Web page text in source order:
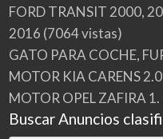
FORD TRANSIT 2000,
2016 (7064 vistas)
GATO PARA COCHE,
MOTOR KIA CARENS
MOTOR OPEL ZAFIRA
Buscar Anuncios